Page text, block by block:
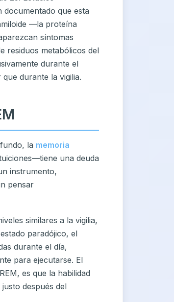
que esta
—la proteína
síntomas
residuos metabólicos del
durante el
durante la vigilia.
la memoria
una deuda
instrumento,
pensar
similares a la vigilia,
paradójico, el
durante el día,
para ejecutarse. El
es que la habilidad
después del